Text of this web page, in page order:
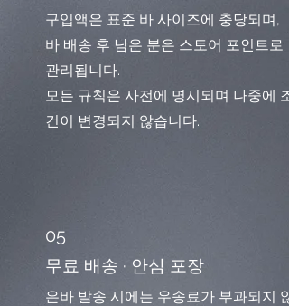
구입액은 표준 바 사이즈에 충당되며,
바 배송 후 남은 분은 스토어 포인트로
관리됩니다.
모든 규칙은 사전에 명시되며 나중에 조
건이 변경되지 않습니다.
05
무료 배송 · 안심 포장
은바 발송 시에는 우송료가 부과되지 않